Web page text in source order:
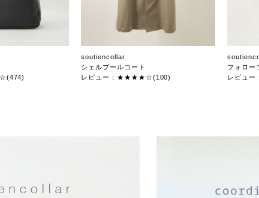
soutiencollar
シェルブールコート
レビュー：★★★★☆(100)
フォロー
レビュ